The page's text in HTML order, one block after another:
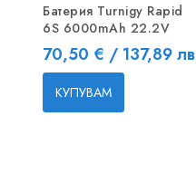
Батерия Turnigy Rapid
6S 6000mAh 22.2V
Цена
70,50 € / 137,89 лв
КУПУВАМ